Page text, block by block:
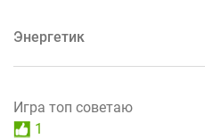
Энергетик
Игра топ советаю
1